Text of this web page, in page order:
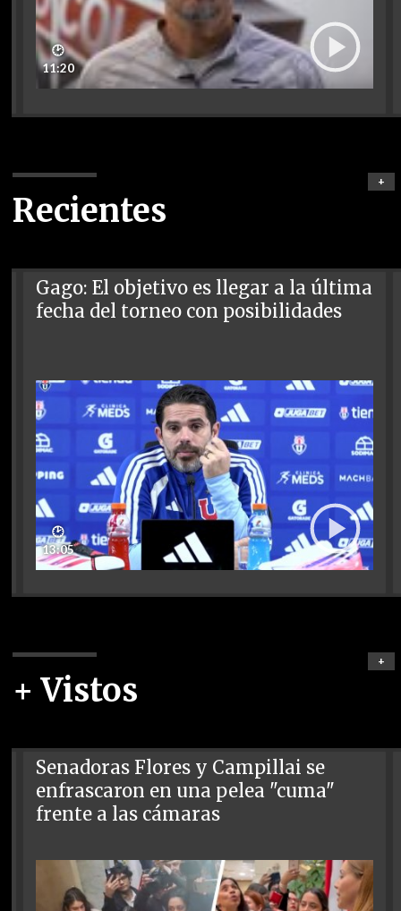
🕑
11:20
Recientes
+
Gago: El objetivo es llegar a la última
fecha del torneo con posibilidades
🕑
13:05
+ Vistos
+
Senadoras Flores y Campillai se
enfrascaron en una pelea "cuma"
frente a las cámaras